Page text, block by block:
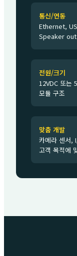
통신/연동
Ethernet,
Speaker out
전원/크기
12VDC 또는
모듈 구조
맞춤 개발
카메라 센서,
고객 목적에